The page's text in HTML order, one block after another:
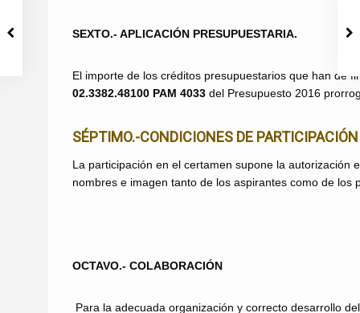
SEXTO.- APLICACIÓN PRESUPUESTARIA.
El importe de los créditos presupuestarios que han de
02.3382.48100 PAM 4033 del Presupuesto 2016
SÉPTIMO.-CONDICIONES DE PARTICIPACIÓN
La participación en el certamen supone la autorización
nombres e imagen tanto de los aspirantes como de los
OCTAVO.- COLABORACIÓN
Para la adecuada organización y correcto desarrollo